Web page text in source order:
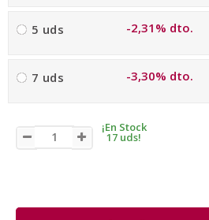
5 uds -2,31% dto.
7 uds -3,30% dto.
¡En Stock
17 uds!